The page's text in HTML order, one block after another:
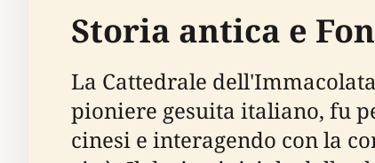
Storia antica e
La Cattedrale
pioniere gesuita italiano, fu
cinesi e interagendo con la